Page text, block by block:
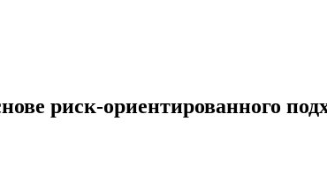
риск-ориентированного